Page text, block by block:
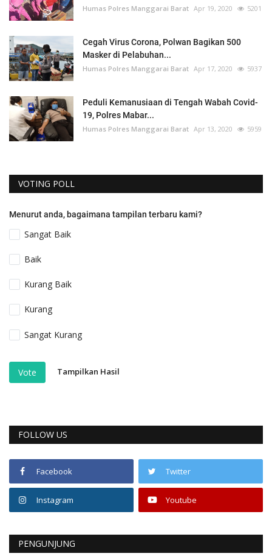
Humas Polres Manggarai Barat Apr 19, 2020 5201
Cegah Virus Corona, Polwan Bagikan 500
Masker di Pelabuhan...
Humas Polres Manggarai Barat Apr 17, 2020 5937
Peduli Kemanusiaan di Tengah Wabah Covid-
19, Polres Mabar...
Humas Polres Manggarai Barat Apr 13, 2020 5959
VOTING POLL
Menurut anda, bagaimana tampilan terbaru kami?
Sangat Baik
Baik
Kurang Baik
Kurang
Sangat Kurang
Vote Tampilkan Hasil
FOLLOW US
Facebook Twitter
Instagram Youtube
PENGUNJUNG